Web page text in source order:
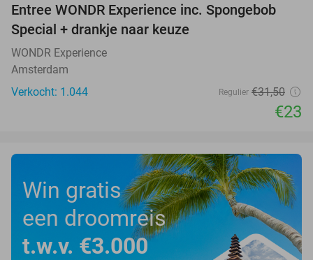
27%
Entree WONDR Experience inc. Spongebob
Special + drankje naar keuze
WONDR Experience
Amsterdam
Verkocht: 1.044
Regulier €31,50
€23
Win gratis
een droomreis
t.w.v. €3.000